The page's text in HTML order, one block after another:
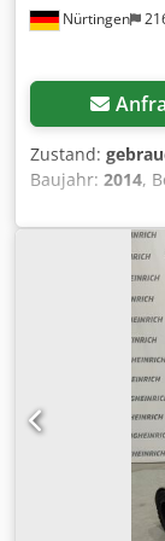
Nürtingen
Zustand:
Baujahr: 2014,
Triplex
, Gabellänge:
5137421